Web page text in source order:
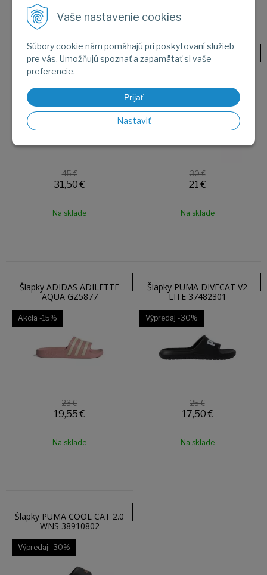
Vaše nastavenie cookies
Súbory cookie nám pomáhajú pri poskytovaní služieb
pre vás. Umožňujú spoznať a zapamätať si vaše
preferencie.
Prijať
Nastaviť
Šlapky ADIDAS ADILETTE
CLOG GZ5886
Výpredaj-30%
45 €
31,50 €
Na sklade
Šlapky ADIDAS ADILETTE
Výpredaj-30%
30 €
21€
Na sklade
Šlapky ADIDAS ADILETTE
AQUA GZ5877
Akcia -15%
23 €
19,55 €
Na sklade
Šlapky PUMA DIVECAT V2
LITE 37482301
Výpredaj -30%
25 €
17,50€
Na sklade
Šlapky PUMA COOL CAT 2.0
WNS 38910802
Výpredaj -30%